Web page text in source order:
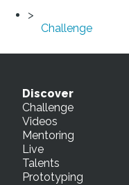
Challenge
Discover
Challenge
Videos
Mentoring
Live
Talents
Prototyping